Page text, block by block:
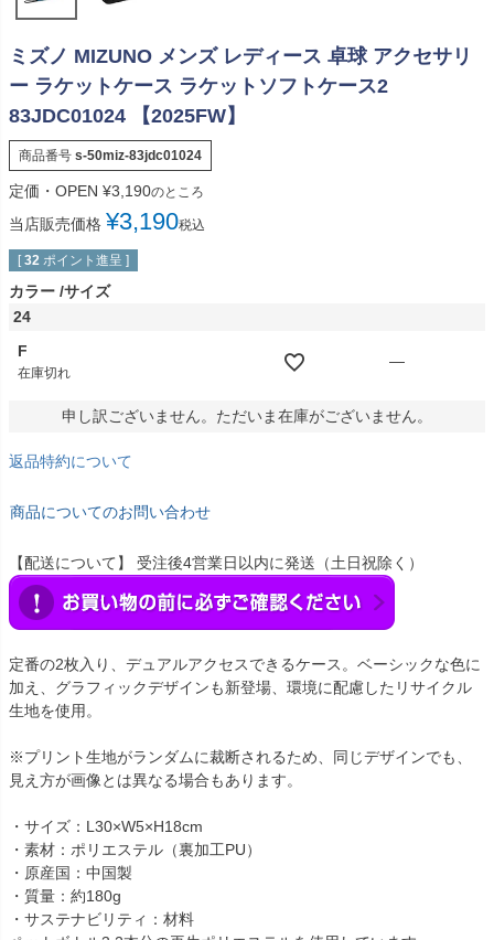
ミズノ MIZUNO メンズ レディース 卓球 アクセサリ
ー ラケットケース ラケットソフトケース2
83JDC01024 【2025FW】
商品番号 s-50miz-83jdc01024
定価・OPEN ¥3,190のところ
当店販売価格 ¥3,190税込
[ 32 ポイント進呈 ]
カラー サイズ
24
F
在庫切れ
—
申し訳ございません。ただいま在庫がございません。
返品特約について
商品についてのお問い合わせ
【配送について】 受注後4営業日以内に発送（土日祝除く）
定番の2枚入り、デュアルアクセスできるケース。ベーシックな色に
加え、グラフィックデザインも新登場、環境に配慮したリサイクル
生地を使用。
※プリント生地がランダムに裁断されるため、同じデザインでも、
見え方が画像とは異なる場合もあります。
・サイズ：L30×W5×H18cm
・素材：ポリエステル（裏加工PU）
・原産国：中国製
・質量：約180g
・サステナビリティ：材料